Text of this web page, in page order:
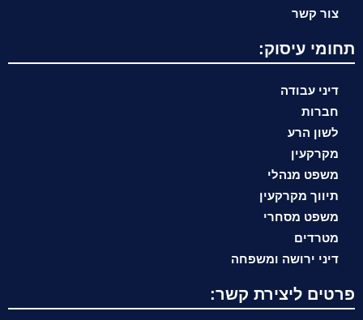
צור קשר
תחומי עיסוק:
דיני עבודה
חברות
לשון הרע
מקרקעין
משפט מנהלי
תיווך מקרקעין
משפט מסחרי
מטרדים
דיני ירושה ומשפחה
פרטים ליצירת קשר: